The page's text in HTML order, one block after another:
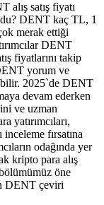
alış satış fiyatı
DENT kaç TL, 1
merak ettiği
DENT
fiyatlarını takip
yorum ve
2025`de DENT
devam ederken
ve uzman
yatırımcıları,
fırsatına
odağında yer
kripto para alış
öne
DENT çeviri